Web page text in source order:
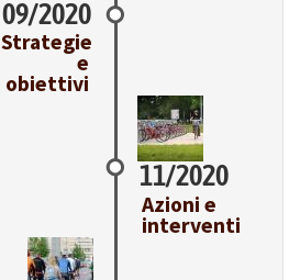
09/2020
Strategie
e
obiettivi
11/2020
Azioni e
interventi